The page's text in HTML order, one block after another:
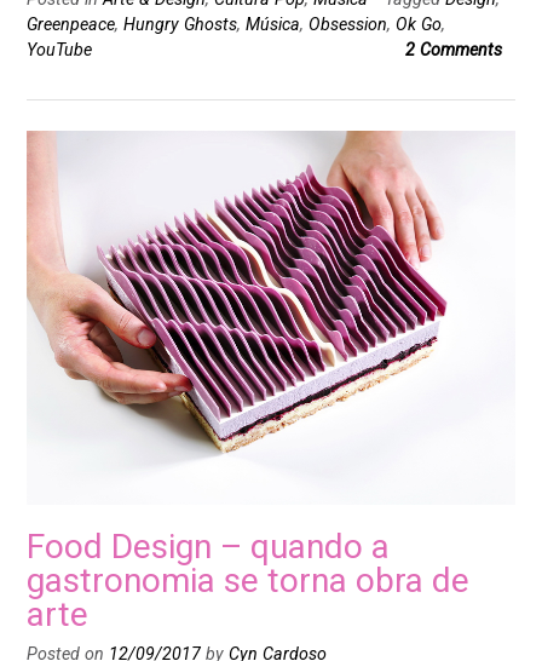
Greenpeace, Hungry Ghosts, Música, Obsession, Ok Go,
YouTube
2 Comments
Food Design – quando a
gastronomia se torna obra de
arte
Posted on 12/09/2017 by Cyn Cardoso